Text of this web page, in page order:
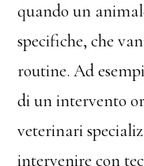
quando un
specifiche, che
routine. Ad
di un intervento
veterinari
intervenire con